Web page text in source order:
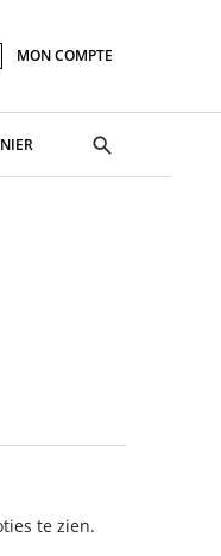
MON COMPTE
Toggle
search
te zien.